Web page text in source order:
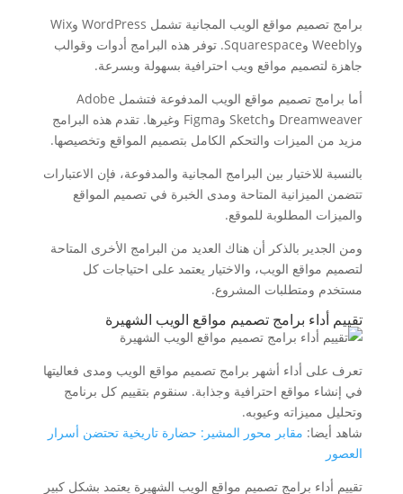
برامج تصميم مواقع الويب المجانية تشمل WordPress وWix
وWeebly وSquarespace. توفر هذه البرامج أدوات وقوالب
جاهزة لتصميم مواقع ويب احترافية بسهولة وبسرعة.
أما برامج تصميم مواقع الويب المدفوعة فتشمل Adobe
Dreamweaver وSketch وFigma وغيرها. تقدم هذه البرامج
مزيد من الميزات والتحكم الكامل بتصميم المواقع وتخصيصها.
بالنسبة للاختيار بين البرامج المجانية والمدفوعة، فإن الاعتبارات
تتضمن الميزانية المتاحة ومدى الخبرة في تصميم المواقع
والميزات المطلوبة للموقع.
ومن الجدير بالذكر أن هناك العديد من البرامج الأخرى المتاحة
لتصميم مواقع الويب، والاختيار يعتمد على احتياجات كل
مستخدم ومتطلبات المشروع.
تقييم أداء برامج تصميم مواقع الويب الشهيرة
تعرف على أداء أشهر برامج تصميم مواقع الويب ومدى فعاليتها
في إنشاء مواقع احترافية وجذابة. سنقوم بتقييم كل برنامج
وتحليل مميزاته وعيوبه.
شاهد أيضا: مقابر محور المشير: حضارة تاريخية تحتضن أسرار
العصور
تقييم أداء برامج تصميم مواقع الويب الشهيرة يعتمد بشكل كبير